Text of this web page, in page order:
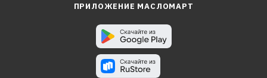
ПРИЛОЖЕНИЕ МАСЛОМАРТ